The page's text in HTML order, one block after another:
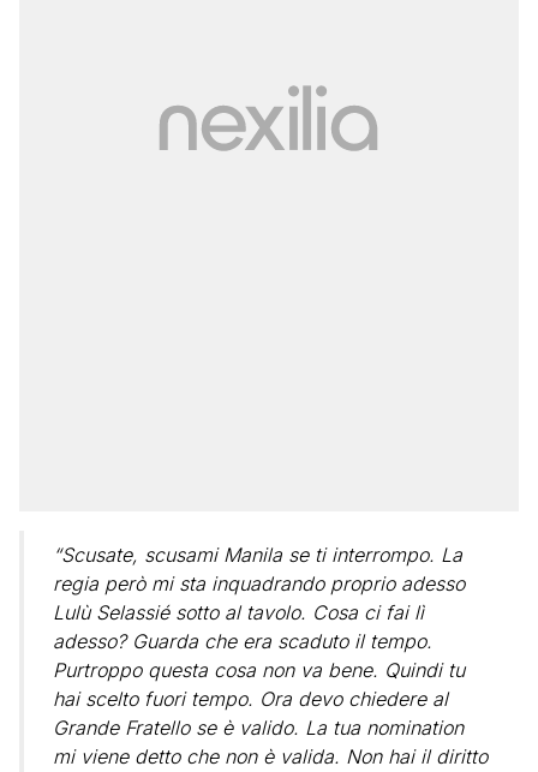
“Scusate, scusami Manila se ti interrompo. La
regia però mi sta inquadrando proprio adesso
Lulù Selassié sotto al tavolo. Cosa ci fai lì
adesso? Guarda che era scaduto il tempo.
Purtroppo questa cosa non va bene. Quindi tu
hai scelto fuori tempo. Ora devo chiedere al
Grande Fratello se è valido. La tua nomination
mi viene detto che non è valida. Non hai il diritto